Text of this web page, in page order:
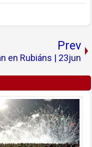
Prev
en Rubiáns | 23jun